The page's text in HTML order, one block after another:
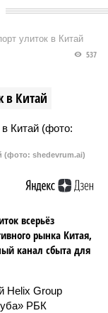
улиток в Китай
в Китай
537
(фото: shedevrum.ai)
всерьёз
рынка Китая,
канал сбыта для
Helix Group
РБК